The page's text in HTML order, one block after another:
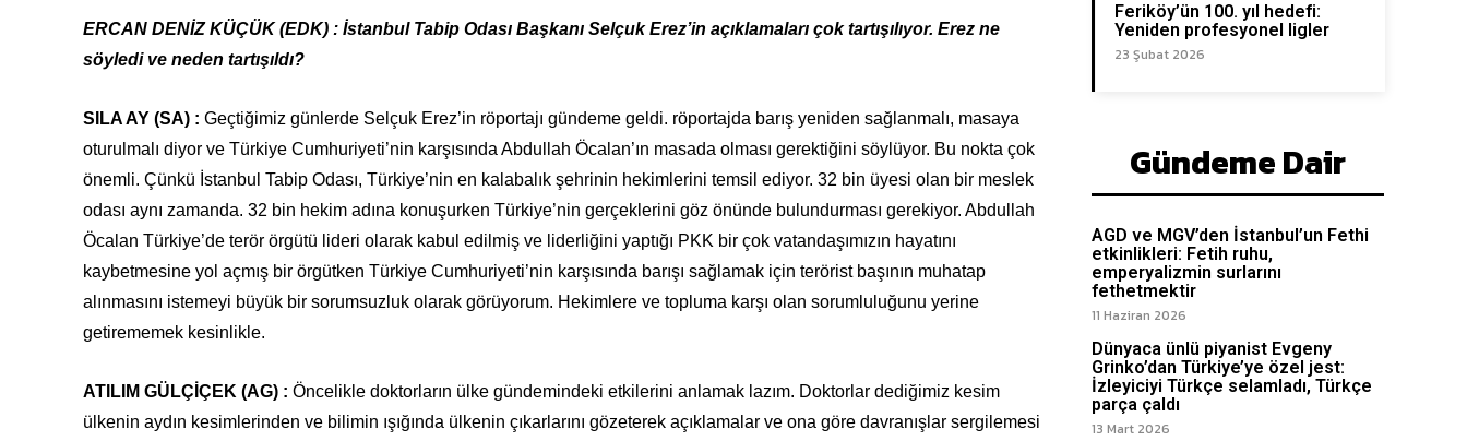
ERCAN DENİZ KÜÇÜK (EDK) : İstanbul Tabip Odası Başkanı Selçuk Erez’in açıklamaları çok tartışılıyor. Erez ne
söyledi ve neden tartışıldı?
SILA AY (SA) : Geçtiğimiz günlerde Selçuk Erez’in röportajı gündeme geldi. röportajda barış yeniden sağlanmalı, masaya
oturulmalı diyor ve Türkiye Cumhuriyeti’nin karşısında Abdullah Öcalan’ın masada olması gerektiğini söylüyor. Bu nokta çok
önemli. Çünkü İstanbul Tabip Odası, Türkiye’nin en kalabalık şehrinin hekimlerini temsil ediyor. 32 bin üyesi olan bir meslek
odası aynı zamanda. 32 bin hekim adına konuşurken Türkiye’nin gerçeklerini göz önünde bulundurması gerekiyor. Abdullah
Öcalan Türkiye’de terör örgütü lideri olarak kabul edilmiş ve liderliğini yaptığı PKK bir çok vatandaşımızın hayatını
kaybetmesine yol açmış bir örgütken Türkiye Cumhuriyeti’nin karşısında barışı sağlamak için terörist başının muhatap
alınmasını istemeyi büyük bir sorumsuzluk olarak görüyorum. Hekimlere ve topluma karşı olan sorumluluğunu yerine
getirememek kesinlikle.
ATILIM GÜLÇİÇEK (AG) : Öncelikle doktorların ülke gündemindeki etkilerini anlamak lazım. Doktorlar dediğimiz kesim
ülkenin aydın kesimlerinden ve bilimin ışığında ülkenin çıkarlarını gözeterek açıklamalar ve ona göre davranışlar sergilemesi
Feriköy’ün 100. yıl hedefi:
Yeniden profesyonel ligler
23 Şubat 2026
Gündeme Dair
AGD ve MGV’den İstanbul’un Fethi
etkinlikleri: Fetih ruhu,
emperyalizmin surlarını
fethetmektir
11 Haziran 2026
Dünyaca ünlü piyanist Evgeny
Grinko’dan Türkiye’ye özel jest:
İzleyiciyi Türkçe selamladı, Türkçe
parça çaldı
13 Mart 2026